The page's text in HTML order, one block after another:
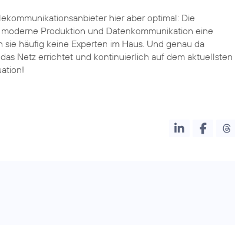
hier aber optimal: Die
Produktion und Datenkommunikation eine
häufig keine Experten im Haus. Und genau da
Netz errichtet und kontinuierlich auf dem aktuellsten